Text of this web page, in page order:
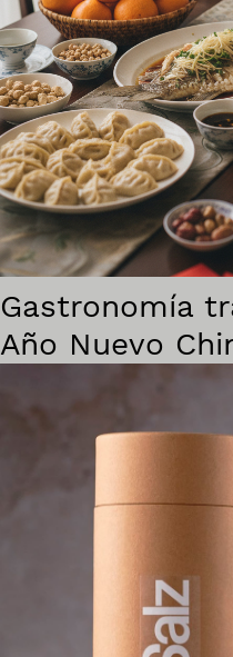
Gastronomía
Año Nuevo